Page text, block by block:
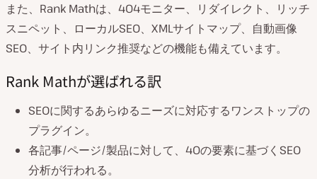
また、Rank Mathは、404モニター、リダイレクト、リッチ
スニペット、ローカルSEO、XMLサイトマップ、自動画像
SEO、サイト内リンク推奨などの機能も備えています。
Rank Mathが選ばれる訳
SEOに関するあらゆるニーズに対応するワンストップの
プラグイン。
各記事/ページ/製品に対して、40の要素に基づくSEO
分析が行われる。